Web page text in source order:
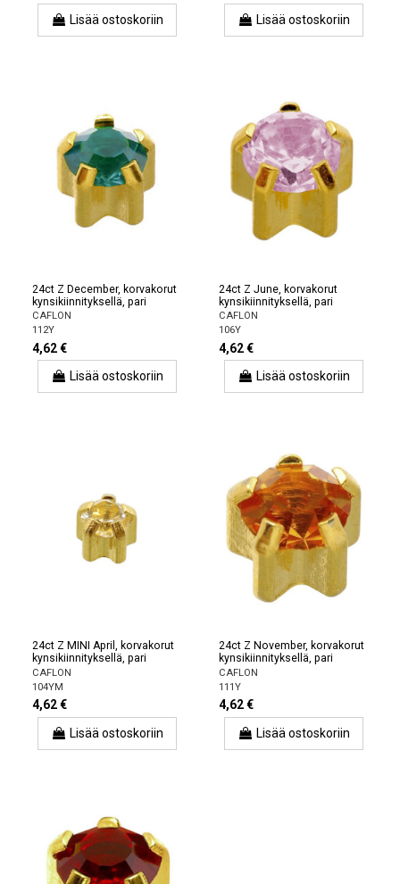
Lisää ostoskoriin
Lisää ostoskoriin
24ct Z December, korvakorut
kynsikiinnityksellä, pari
CAFLON
112Y
4,62 €
Lisää ostoskoriin
24ct Z June, korvakorut
kynsikiinnityksellä, pari
CAFLON
106Y
4,62 €
Lisää ostoskoriin
24ct Z MINI April, korvakorut
kynsikiinnityksellä, pari
CAFLON
104YM
4,62 €
Lisää ostoskoriin
24ct Z November, korvakorut
kynsikiinnityksellä, pari
CAFLON
111Y
4,62 €
Lisää ostoskoriin